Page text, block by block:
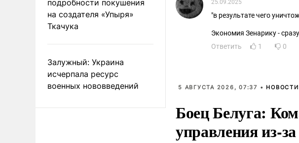
подробности покушения
на создателя «Упыря»
Ткачука
Залужный: Украина
исчерпала ресурс
военных нововведений
25.09.2025
"в результате чего
Экономия Зенарику -
Ответить
1 0
5 АВГУСТА 2026, 07:37 •
Боец Белуга:
управления из-